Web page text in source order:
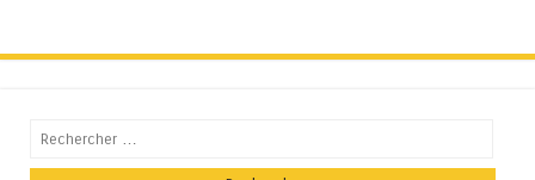
Recherche